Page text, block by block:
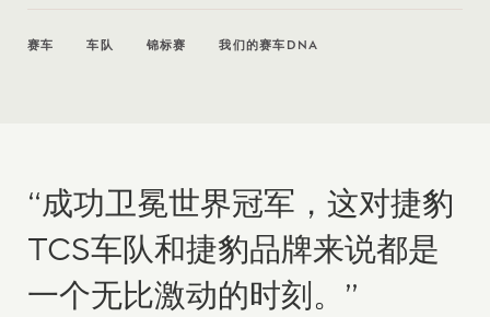
赛车 车队 锦标赛 我们的赛车DNA
“成功卫冕世界冠军，这对捷豹
TCS车队和捷豹品牌来说都是
一个无比激动的时刻。”